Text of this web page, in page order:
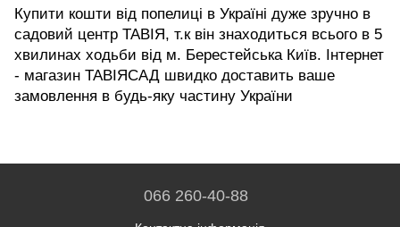
Купити кошти від попелиці в Україні дуже зручно в
садовий центр ТАВІЯ, т.к він знаходиться всього в 5
хвилинах ходьби від м. Берестейська Київ. Інтернет
- магазин ТАВІЯСАД швидко доставить ваше
замовлення в будь-яку частину України
066 260-40-88